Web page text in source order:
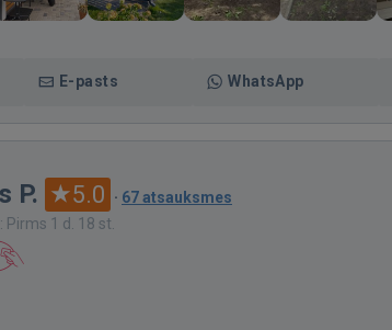
E-pasts WhatsApp
P. 5.0 · 67 atsauksmes
Pirms 1 d. 18 st.